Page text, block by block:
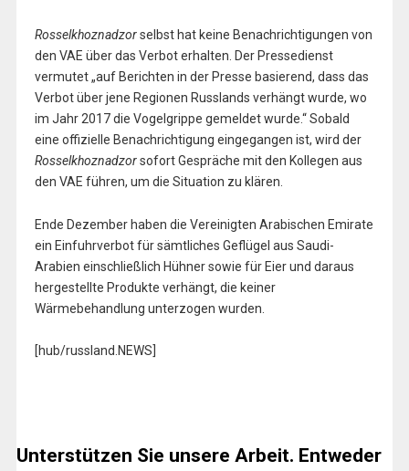
Rosselkhoznadzorselbst hat keine Benachrichtigungen von
den VAE über das Verbot erhalten. Der Pressedienst
vermutet „auf Berichten in der Presse basierend, dass das
Verbot über jene Regionen Russlands verhängt wurde, wo
im Jahr 2017 die Vogelgrippe gemeldet wurde.“ Sobald
eine offizielle Benachrichtigung eingegangen ist, wird der
Rosselkhoznadzorsofort Gespräche mit den Kollegen aus
den VAE führen, um die Situation zu klären.
Ende Dezember haben die Vereinigten Arabischen Emirate
ein Einfuhrverbot für sämtliches Geflügel aus Saudi-
Arabien einschließlich Hühner sowie für Eier und daraus
hergestellte Produkte verhängt, die keiner
Wärmebehandlung unterzogen wurden.
[hub/russland.NEWS]
Unterstützen Sie unsere Arbeit. Entweder